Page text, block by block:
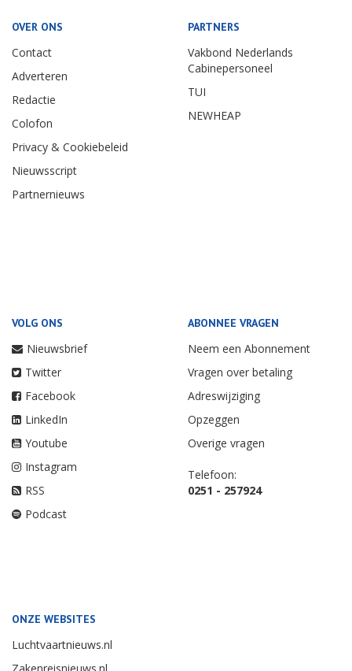
OVER ONS
Contact
Adverteren
Redactie
Colofon
Privacy & Cookiebeleid
Nieuwsscript
Partnernieuws
PARTNERS
Vakbond Nederlands
Cabinepersoneel
TUI
NEWHEAP
VOLG ONS
Nieuwsbrief
Twitter
Facebook
LinkedIn
Youtube
Instagram
RSS
Podcast
ABONNEE VRAGEN
Neem een Abonnement
Vragen over betaling
Adreswijziging
Opzeggen
Overige vragen
Telefoon:
0251 - 257924
ONZE WEBSITES
Luchtvaartnieuws.nl